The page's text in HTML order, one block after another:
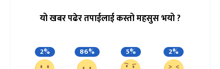
यो खबर पढेर तपाईलाई कस्तो महसुस भयो ?
2% 86% 5% 2%